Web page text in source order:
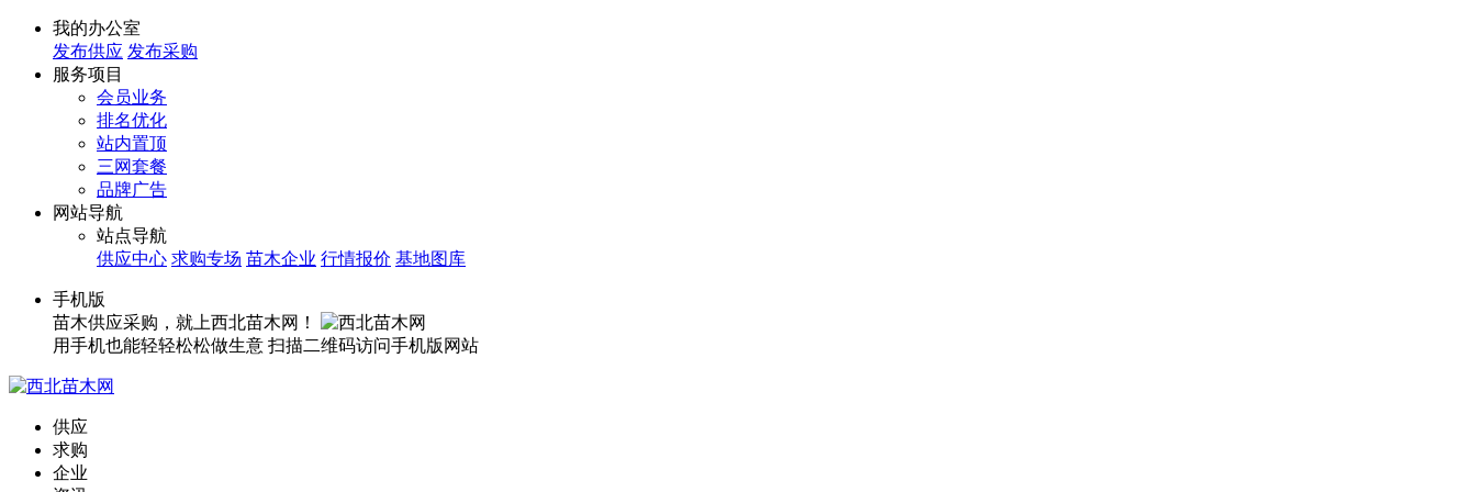
我的办公室
发布供应 发布采购
服务项目
会员业务
排名优化
站内置顶
三网套餐
品牌广告
网站导航
站点导航
供应中心 求购专场 苗木企业 行情报价 基地图库
手机版
苗木供应采购，就上西北苗木网！
用手机也能轻轻松松做生意 扫描二维码访问手机版网站
供应
求购
企业